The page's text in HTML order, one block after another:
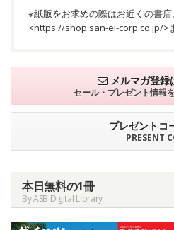
※紙版をお求めの際はお近くの書
<https://shop.san-ei-corp.co.jp/>
メルマガ登録
セール・プレゼント情報
プレゼントコ
PRESENT
本日無料の1冊
By ASB Digital Library